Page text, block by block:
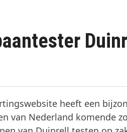
heeft een
van Nederland komende